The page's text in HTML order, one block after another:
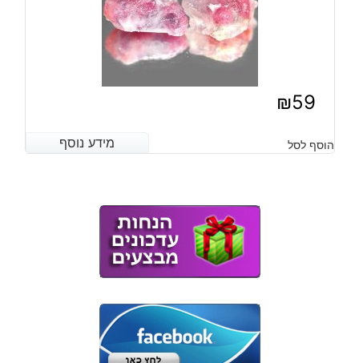
₪59
מידע נוסף הוסף לסל מידע נוסף